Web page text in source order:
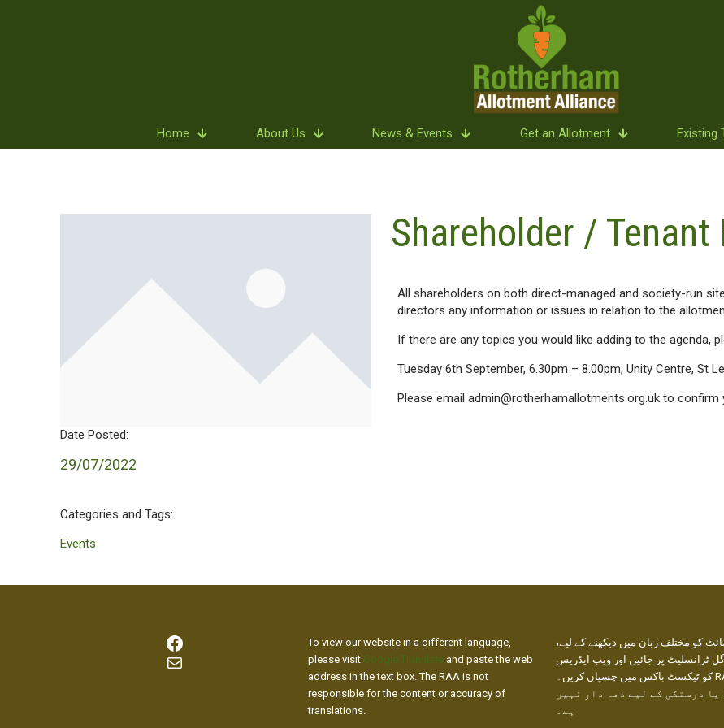
Home About Us News & Events Get an Allotment Existing
Date Posted:
29/07/2022
Categories and Tags:
Events
Shareholder / Tenant
All shareholders on both direct-managed and society-run
directors any information or issues in relation to the
If there are any topics you would like adding to the agenda,
Tuesday 6th September, 6.30pm – 8.00pm, Unity Centre, St
Please email admin@rotherhamallotments.org.uk to confirm
Facebook
Mail
To view our website in a different language,
please visit Google Translate and paste the web
address in the text box. The RAA is not
responsible for the content or accuracy of
translations.
کو مختلف زبان میں دیکھنے کے لیے،
ٹرانسلیٹ پر جائیں اور ویب ایڈریس
کو ٹیکسٹ باکس میں چسپاں کریں۔ RAA ترجمے
یا درستگی کے لیے ذمہ دار نہیں
ہے۔